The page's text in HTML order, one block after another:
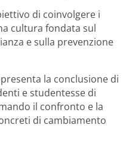
di coinvolgere i
cultura fondata sul
e sulla prevenzione
la conclusione di
e studentesse di
il confronto e la
di cambiamento